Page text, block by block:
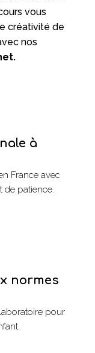
vous
créativité de
nos
à
France avec
de patience.
normes
pour